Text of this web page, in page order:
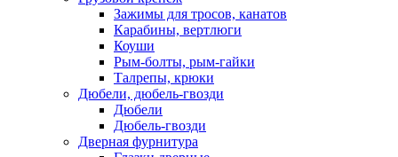
Зажимы для тросов, канатов
Карабины, вертлюги
Коуши
Рым-болты, рым-гайки
Талрепы, крюки
Дюбели, дюбель-гвозди
Дюбели
Дюбель-гвозди
Дверная фурнитура